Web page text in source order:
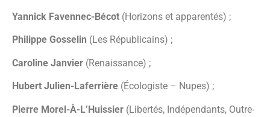
Yannick Favennec-Bécot (Horizons et apparentés) ;
Philippe Gosselin (Les Républicains) ;
Caroline Janvier (Renaissance) ;
Hubert Julien-Laferrière (Écologiste – Nupes) ;
Pierre Morel-À-L’Huissier (Libertés, Indépendants, Outre-